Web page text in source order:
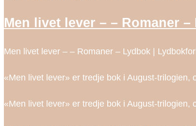
Men livet lever – – Romaner
Men livet lever – – Romaner – Lydbok |
«Men livet lever» er tredje bok i August-
«Men livet lever» er tredje bok i August-